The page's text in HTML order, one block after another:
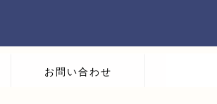
お問い合わせ